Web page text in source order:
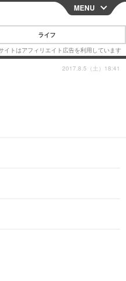
CLOSE
MENU
ライフ
2017.8.5（土）18:41